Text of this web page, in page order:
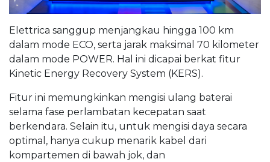
Elettrica sanggup menjangkau hingga 100 km
dalam mode ECO, serta jarak maksimal 70 kilometer
dalam mode POWER. Hal ini dicapai berkat fitur
Kinetic Energy Recovery System (KERS).
Fitur ini memungkinkan mengisi ulang baterai
selama fase perlambatan kecepatan saat
berkendara. Selain itu, untuk mengisi daya secara
optimal, hanya cukup menarik kabel dari
kompartemen di bawah jok, dan